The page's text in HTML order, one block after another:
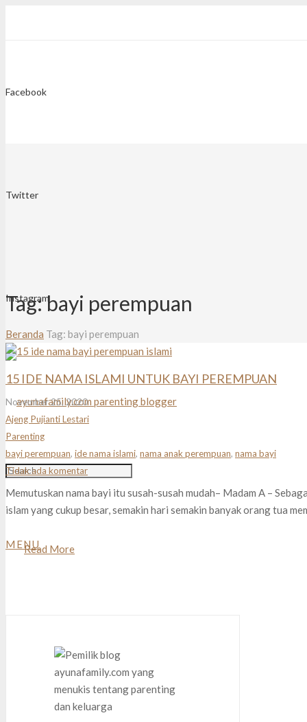
Facebook
Twitter
Instagram
MENU
Tag:bayi perempuan
Beranda Tag: bayi perempuan
15 IDE NAMA ISLAMI UNTUK BAYI PEREMPUAN
November 25, 2020
Ajeng Pujianti Lestari
Parenting
bayi perempuan, ide nama islami, nama anak perempuan, nama bayi
Tidak ada komentar
Memutuskan nama bayi itu susah-susah mudah– Madam A –
islam yang cukup besar, semakin hari semakin banyak orang tua
Read More